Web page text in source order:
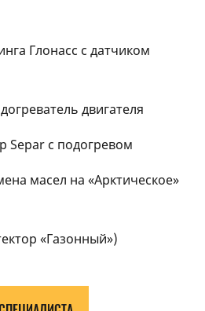
Глонасс с датчиком
двигателя
Separ с подогревом
масел на «Арктическое»
«Газонный»)